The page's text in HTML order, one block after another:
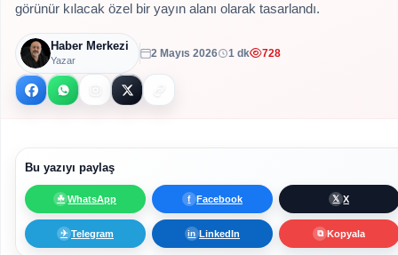
görünür kılacak özel bir yayın alanı olarak tasarlandı.
Haber Merkezi
Yazar
2 Mayıs 2026 1 dk 728
Bu yazıyı paylaş
☘ WhatsApp f Facebook 𝕏 X
✈ Telegram in LinkedIn ⧉ Kopyala